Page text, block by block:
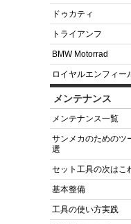
ドゥカティ
トライアンフ
BMW Motorrad
ロイヤルエンフィー
メンテナンス
メンテナンス一覧
サンメカのためのツ
選
セット工具の次はこ
基本整備
工具の使い方実践